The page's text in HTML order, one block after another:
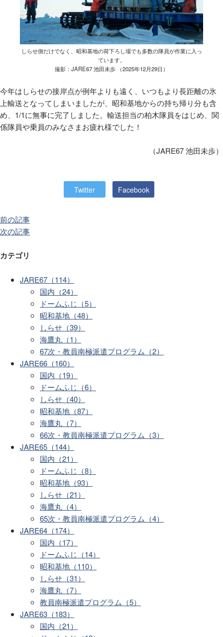
しらせ側だけでなく、昭和基地の荷下ろし場でも多数の隊員が作業に入っ
ています。
撮影：JARE67 池田未歩 （2025年12月29日）
今年はしらせの接岸点が例年よりも遠く、いつもより長距離の氷
上輸送となってしまいましたが、昭和基地からの持ち帰り分も含
め、1/1に無事に完了しました。輸送担当の柏木隊員をはじめ、関
係隊員や乗員のみなさまお疲れ様でした！
（JARE67 池田未歩）
Twitter Facebook
前の記事
次の記事
カテゴリ
JARE67（114）
国内（24）
ドームふじ（5）
昭和基地（48）
しらせ（39）
海鷹丸（1）
67次・教員南極派遣プログラム（2）
JARE66（160）
国内（19）
ドームふじ（6）
しらせ（40）
昭和基地（87）
海鷹丸（7）
66次・教員南極派遣プログラム（3）
JARE65（144）
国内（21）
ドームふじ（8）
昭和基地（93）
しらせ（21）
海鷹丸（4）
65次・教員南極派遣プログラム（4）
JARE64（174）
国内（17）
ドームふじ（14）
昭和基地（110）
しらせ（31）
海鷹丸（7）
教員南極派遣プログラム（5）
JARE63（183）
国内（21）